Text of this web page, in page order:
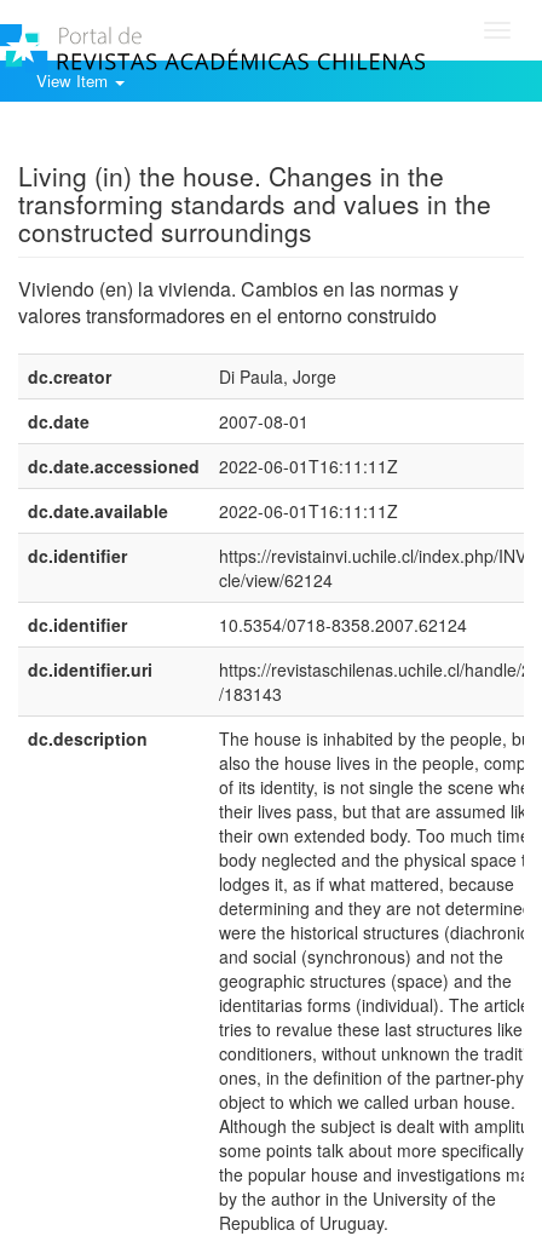
View Item
Living (in) the house. Changes in the
transforming standards and values in the
constructed surroundings
Viviendo (en) la vivienda. Cambios en las normas y
valores transformadores en el entorno construido
dc.creator
Di Paula, Jorge
dc.date
2007-08-01
dc.date.accessioned
2022-06-01T16:11:11Z
dc.date.available
2022-06-01T16:11:11Z
dc.identifier
https://revistainvi.uchile.cl/index.php/INVI/
cle/view/62124
dc.identifier
10.5354/0718-8358.2007.62124
dc.identifier.uri
https://revistaschilenas.uchile.cl/handle/
/183143
dc.description
The house is inhabited by the people, but
also the house lives in the people,
of its identity, is not single the scene
their lives pass, but that are assumed like
their own extended body. Too much time
body neglected and the physical space
lodges it, as if what mattered, because
determining and they are not determined,
were the historical structures (diachronic)
and social (synchronous) and not the
geographic structures (space) and the
identitarias forms (individual). The article
tries to revalue these last structures like
conditioners, without unknown the
ones, in the definition of the partner-
object to which we called urban house.
Although the subject is dealt with
some points talk about more specifically to
the popular house and investigations
by the author in the University of the
Republica of Uruguay.